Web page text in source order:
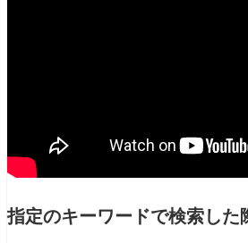
指定のキーワードで検索した